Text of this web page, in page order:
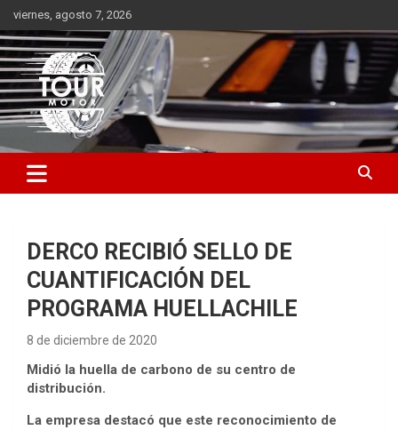
Saltar
al
contenido
viernes, agosto 7, 2026
Tour Motor
Plataforma de contenido audiovisual para el sector automotriz
DERCO RECIBIÓ SELLO DE
CUANTIFICACIÓN DEL
PROGRAMA HUELLACHILE
8 de diciembre de 2020
Midió la huella de carbono de su centro de
distribución.
La empresa destacó que este reconocimiento de